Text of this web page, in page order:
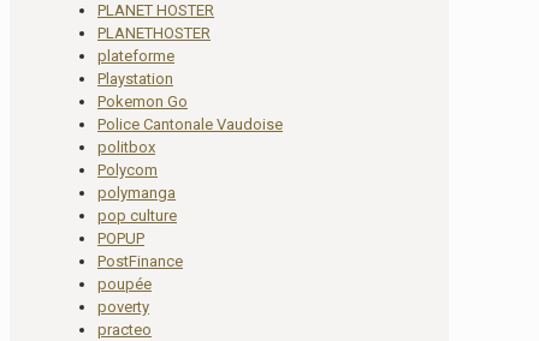
PLANET HOSTER
PLANETHOSTER
plateforme
Playstation
Pokemon Go
Police Cantonale Vaudoise
politbox
Polycom
polymanga
pop culture
POPUP
PostFinance
poupée
poverty
practeo